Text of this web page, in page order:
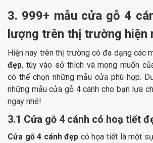
3. 999+ mẫu cửa gỗ 4
lượng trên thị trường hiện
Hiện nay trên thị trường có đa dạng các
đẹp, tùy vào sở thích và mong muốn
có thể chọn những mẫu cửa phù hợp.
những mẫu cửa gỗ 4 cánh cho bạn lựa
ngay nhé!
3.1 Cửa gỗ 4 cánh có hoạ tiết
Cửa gỗ 4 cánh đẹp có họa tiết là một